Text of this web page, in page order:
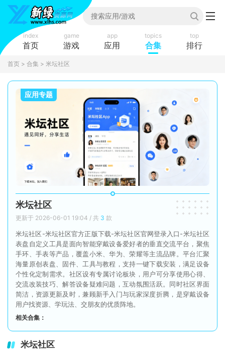
index
首页
game
游戏
app
应用
topics
合集
top
排行
首页 > 合集 > 米坛社区
应用专题
米坛社区
更新于 2026-06-01 19:04 / 共 3 款
米坛社区-米坛社区官方正版下载-米坛社区官网登录入口-米坛社区
表盘自定义工具是面向智能穿戴设备爱好者的垂直交流平台，聚焦
手环、手表等产品，覆盖小米、华为、荣耀等主流品牌。平台汇聚
海量原创表盘、固件、工具与教程，支持一键下载安装，满足设备
个性化定制需求。社区设有专属讨论板块，用户可分享使用心得、
交流改装技巧、解答设备疑难问题，互动氛围活跃。同时社区界面
简洁，资源更新及时，兼顾新手入门与玩家深度折腾，是穿戴设备
用户找资源、学玩法、交朋友的优质阵地。
相关合集：
米坛社区